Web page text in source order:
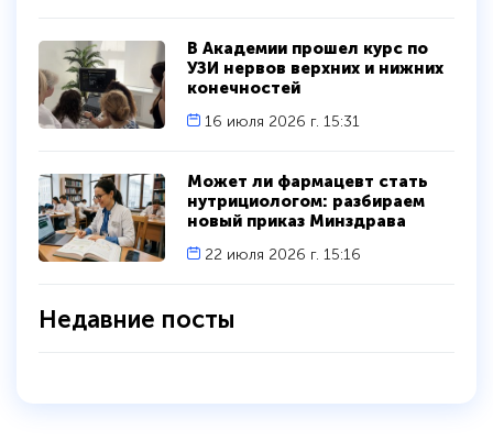
Недавние посты
Может ли фармацевт стать
нутрициологом: разбираем
новый приказ Минздрава
22 июля 2026 г. 15:16
В Академии прошел курс по
УЗИ нервов верхних и нижних
конечностей
16 июля 2026 г. 15:31